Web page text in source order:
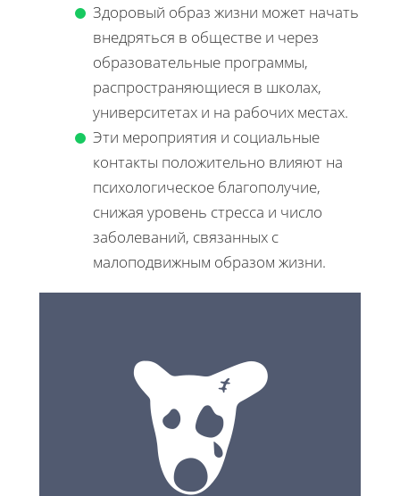
Здоровый образ жизни может начать
внедряться в обществе и через
образовательные программы,
распространяющиеся в школах,
университетах и на рабочих местах.
Эти мероприятия и социальные
контакты положительно влияют на
психологическое благополучие,
снижая уровень стресса и число
заболеваний, связанных с
малоподвижным образом жизни.